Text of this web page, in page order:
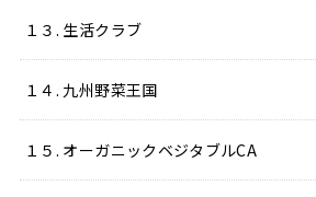
１３. 生活クラブ
１４. 九州野菜王国
１５. オーガニックベジタブルCA